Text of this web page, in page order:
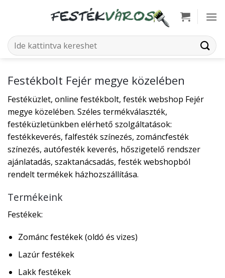
Keresés
a
Festékbolt Fejér megye közelében
Festéküzlet, online festékbolt, festék webshop Fejér
megye közelében. Széles termékválaszték,
festéküzletünkben elérhető szolgáltatások:
festékkeverés, falfesték színezés, zománcfesték
színezés, autófesték keverés, hőszigetelő rendszer
ajánlatadás, szaktanácsadás, festék webshopból
rendelt termékek házhozszállítása.
Termékeink
Festékek:
Zománc festékek (oldó és vizes)
Lazúr festékek
Lakk festékek